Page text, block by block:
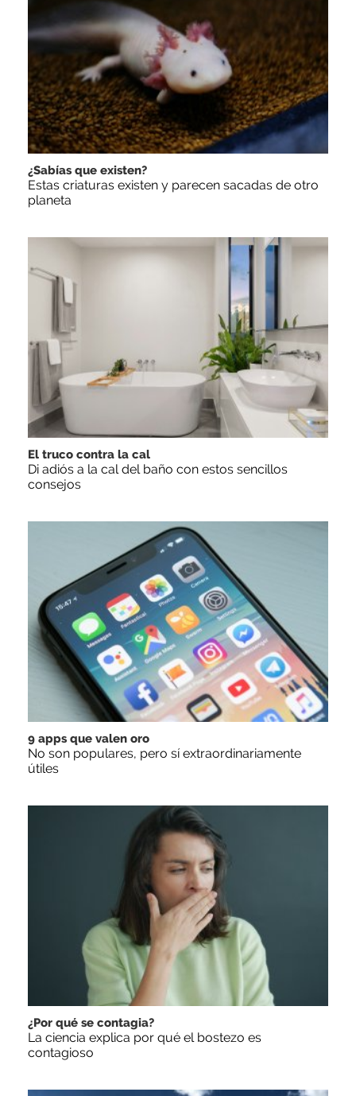
¿Sabías que existen?
Estas criaturas existen y parecen sacadas de otro
planeta
El truco contra la cal
Di adiós a la cal del baño con estos sencillos
consejos
9 apps que valen oro
No son populares, pero sí extraordinariamente
útiles
¿Por qué se contagia?
La ciencia explica por qué el bostezo es
contagioso